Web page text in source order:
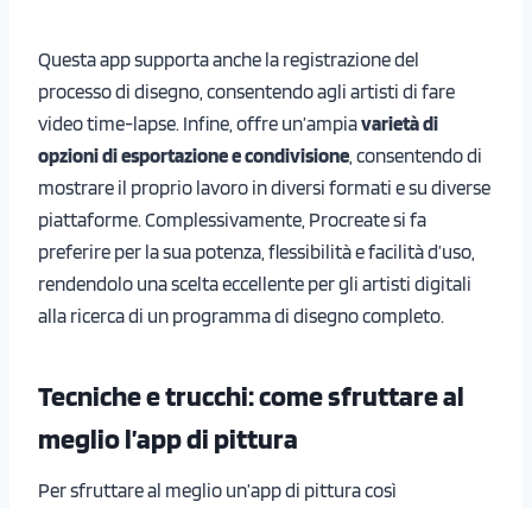
Questa app supporta anche la registrazione del
processo di disegno, consentendo agli artisti di fare
video time-lapse. Infine, offre un’ampiavarietà di
opzioni di esportazione e condivisione , consentendo di
mostrare il proprio lavoro in diversi formati e su diverse
piattaforme. Complessivamente, Procreate si fa
preferire per la sua potenza, flessibilità e facilità d’uso,
rendendolo una scelta eccellente per gli artisti digitali
alla ricerca di un programma di disegno completo.
Tecniche e trucchi: come sfruttare al
meglio l’app di pittura
Per sfruttare al meglio un’app di pittura così